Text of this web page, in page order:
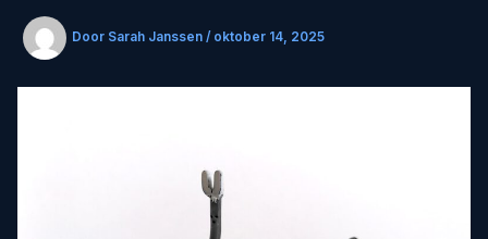
Door Sarah Janssen / oktober 14, 2025